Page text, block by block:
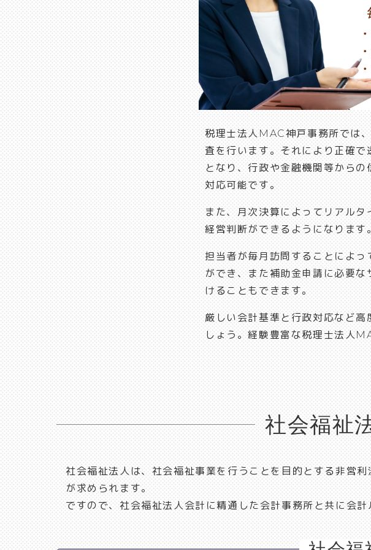
税理士法人MAC神戸事務所では
査を行います。それにより正確
となり、行政や金融機関等から
対応可能です。
また、月次決算によってリアル
経営判断ができるようになります
担当者が毎月訪問することによ
ができ、また補助金申請に必要
けることもできます。
厳しい会計基準と行政対応など
しょう。経験豊富な税理士法人
社会福祉
社会福祉法人は、社会福祉事業を行うことを目的とする非営
が求められます。
ですので、社会福祉法人会計に精通した会計事務所と共に会